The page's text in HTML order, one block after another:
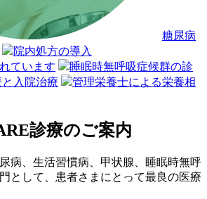
糖尿病
院内処方の導入
ています
睡眠時無呼吸症候群の診
入院治療
管理栄養士による栄養相
診療のご案内